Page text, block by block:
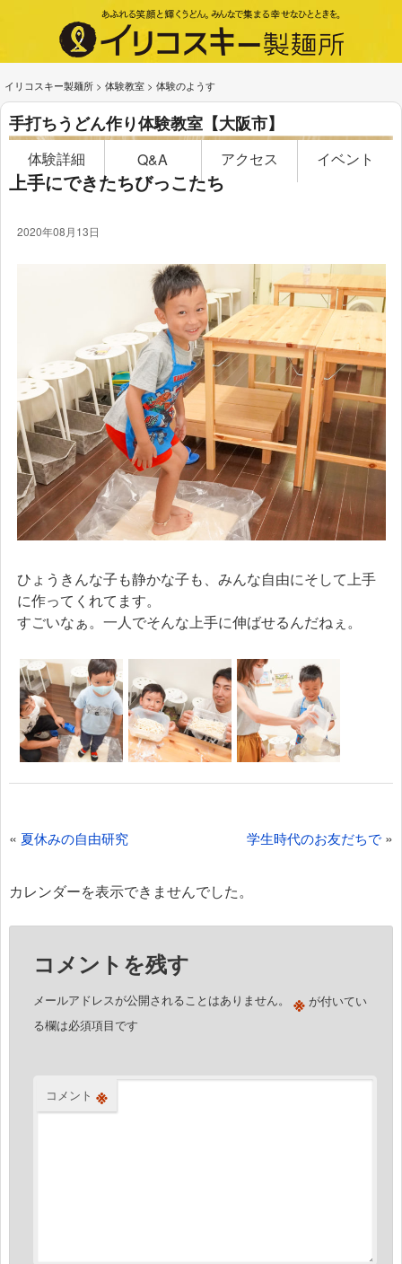
イリコスキー製麺所 > 体験教室 > 体験のようす
手打ちうどん作り体験教室【大阪市】
体験詳細 Q&A アクセス イベント
上手にできたちびっこたち
2020年08月13日
ひょうきんな子も静かな子も、みんな自由にそして上手
に作ってくれてます。
すごいなぁ。一人でそんな上手に伸ばせるんだねぇ。
投
ナ
学生時代のお友だちで »
« 夏休みの自由研究
カレンダーを表示できませんでした。
コメントを残す
メールアドレスが公開されることはありません。 ※ が付いてい
る欄は必須項目です
コメント ※